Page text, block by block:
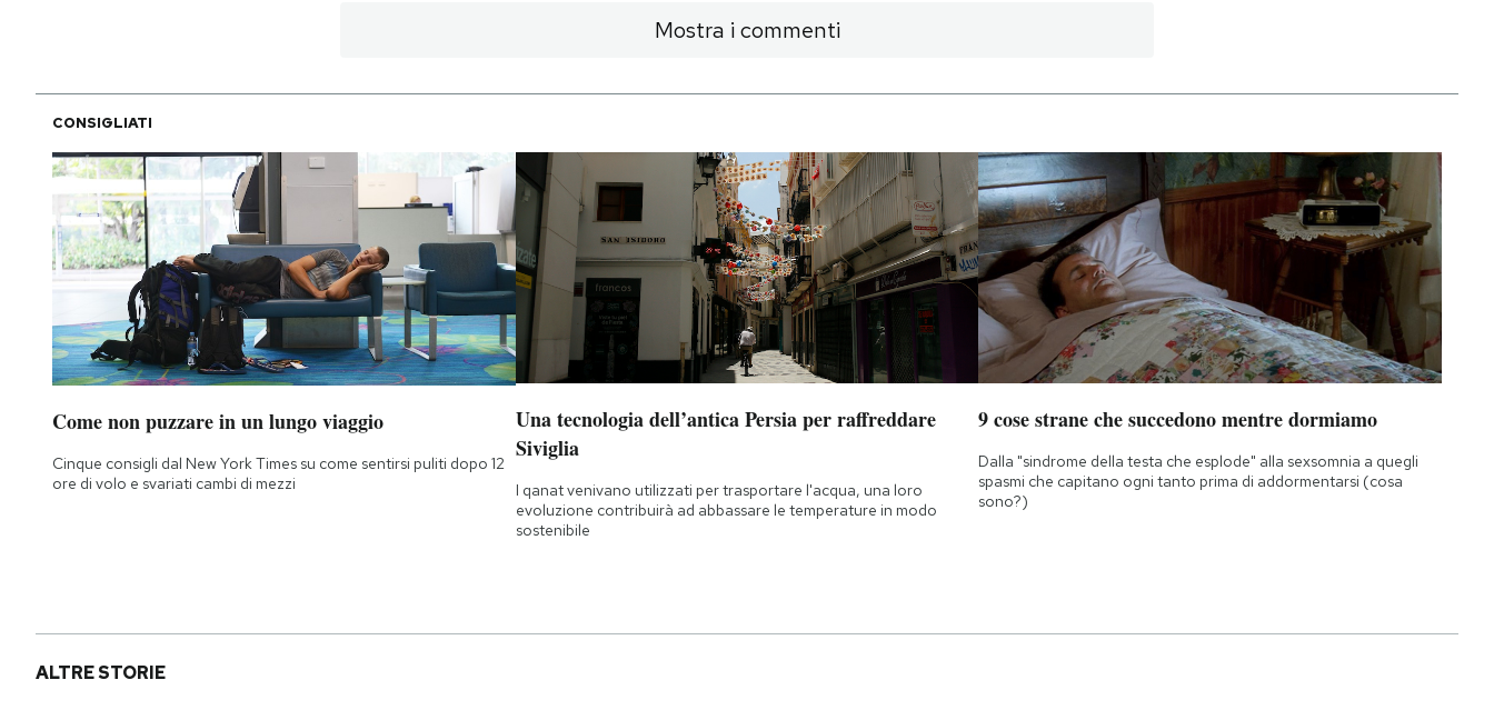
Mostra i commenti
CONSIGLIATI
Come non puzzare in un lungo viaggio
Cinque consigli dal New York Times su come sentirsi puliti dopo 12
ore di volo e svariati cambi di mezzi
Una tecnologia dell’antica Persia per raffreddare
Siviglia
I qanat venivano utilizzati per trasportare l'acqua, una loro
evoluzione contribuirà ad abbassare le temperature in modo
sostenibile
9 cose strane che succedono mentre dormiamo
Dalla "sindrome della testa che esplode" alla sexsomnia a quegli
spasmi che capitano ogni tanto prima di addormentarsi (cosa
sono?)
ALTRE STORIE